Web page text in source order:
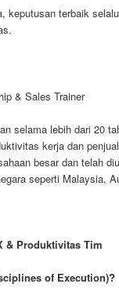
keputusan terbaik
& Sales Trainer
selama lebih dari 20
kerja dan
besar dan telah
seperti Malaysia,
& Produktivitas Tim
of Execution)?